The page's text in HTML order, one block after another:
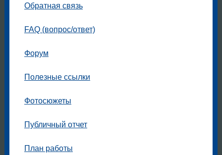
Обратная связь
FAQ (вопрос/ответ)
Форум
Полезные ссылки
Фотосюжеты
Публичный отчет
План работы